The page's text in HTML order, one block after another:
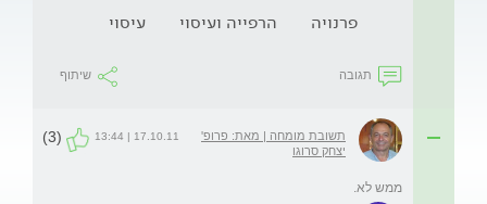
פרנויה הרפייה ועיסוי עיסוי
תגובה שיתוף
תשובת מומחה | מאת: פרופ'
יצחק סרוגו
17.10.11 | 13:44
(3)
ממש לא.